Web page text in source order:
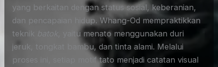
yang berkaitan dengan status sosial, keberanian,
dan pencapaian hidup. Whang-Od mempraktikkan
teknik batok , yaitu menato menggunakan duri
jeruk, tongkat bambu, dan tinta alami. Melalui
proses ini, setiap motif tato menjadi catatan visual